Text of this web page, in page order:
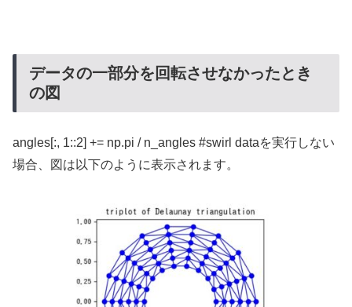
データの一部分を回転させなかったとき
の図
angles[:, 1::2] += np.pi / n_angles #swirl dataを実行しない
場合、図は以下のように表示されます。